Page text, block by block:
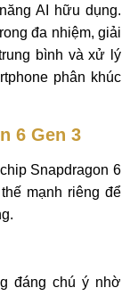
AI hữu dụng.
đa nhiệm, giải
bình và xử lý
phân khúc
6 Gen 3
Snapdragon 6
mạnh riêng để
đáng chú ý nhờ